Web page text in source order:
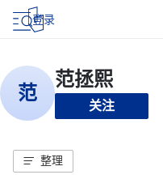
登录
关注
整理